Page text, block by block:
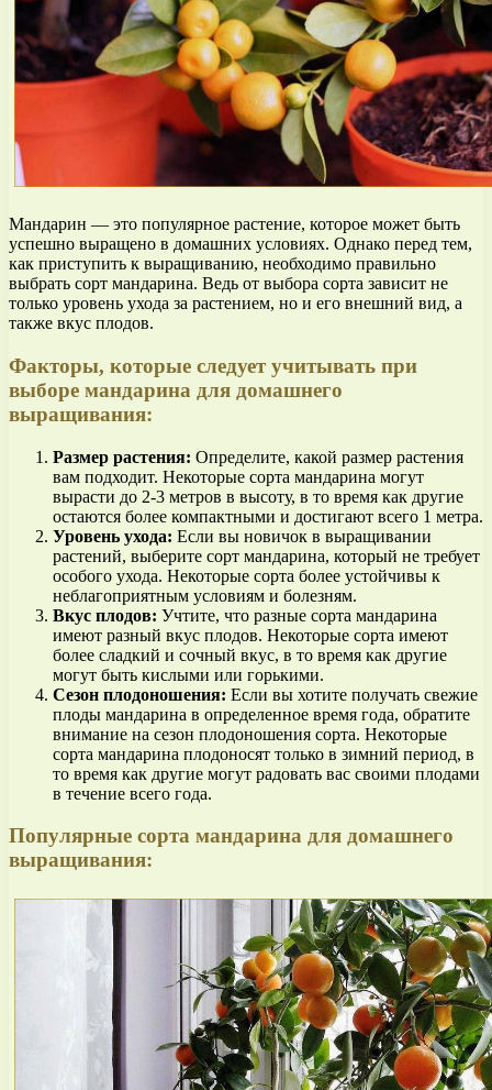
Мандарин — это популярное растение, которое может быть
успешно выращено в домашних условиях. Однако перед тем,
как приступить к выращиванию, необходимо правильно
выбрать сорт мандарина. Ведь от выбора сорта зависит не
только уровень ухода за растением, но и его внешний вид, а
также вкус плодов.
Факторы, которые следует учитывать при
выборе мандарина для домашнего
выращивания:
Размер растения: Определите, какой размер растения
вам подходит. Некоторые сорта мандарина могут
вырасти до 2-3 метров в высоту, в то время как другие
остаются более компактными и достигают всего 1 метра.
Уровень ухода: Если вы новичок в выращивании
растений, выберите сорт мандарина, который не требует
особого ухода. Некоторые сорта более устойчивы к
неблагоприятным условиям и болезням.
Вкус плодов: Учтите, что разные сорта мандарина
имеют разный вкус плодов. Некоторые сорта имеют
более сладкий и сочный вкус, в то время как другие
могут быть кислыми или горькими.
Сезон плодоношения: Если вы хотите получать свежие
плоды мандарина в определенное время года, обратите
внимание на сезон плодоношения сорта. Некоторые
сорта мандарина плодоносят только в зимний период, в
то время как другие могут радовать вас своими плодами
в течение всего года.
Популярные сорта мандарина для домашнего
выращивания: